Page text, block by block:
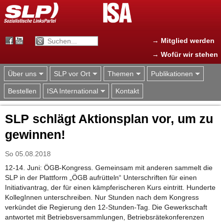
Jump to navigation
→ Mitglied werden
→ Wofür wir stehen
Über uns SLP vor Ort Themen Publikationen
Bestellen ISA International Kontakt
SLP schlägt Aktionsplan vor, um zu
gewinnen!
So 05.08.2018
12-14. Juni: ÖGB-Kongress. Gemeinsam mit anderen sammelt die
SLP in der Plattform „ÖGB aufrütteln“ Unterschriften für einen
Initiativantrag, der für einen kämpferischeren Kurs eintritt. Hunderte
KollegInnen unterschreiben. Nur Stunden nach dem Kongress
verkündet die Regierung den 12-Stunden-Tag. Die Gewerkschaft
antwortet mit Betriebsversammlungen, Betriebsrätekonferenzen